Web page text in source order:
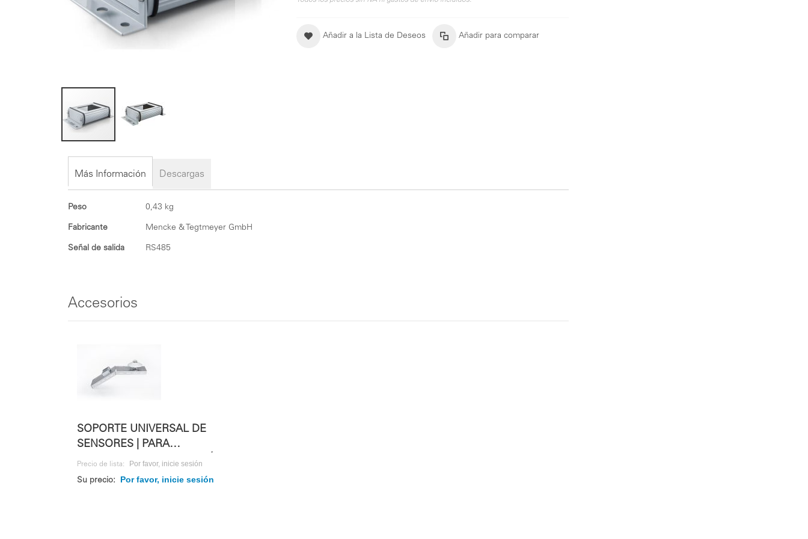
comienzo
galería
imágenes
Añadir a la Lista de Deseos Añadir para comparar
Más Información
Más
Peso 0,43 kg
Fabricante Mencke & Tegtmeyer GmbH
Señal de salida RS485
Descargas
Accesorios
SOPORTE UNIVERSAL DE
SENSORES | PARA
SENSORES DE IRRADIACIÓN
Precio de lista: Por favor, inicie sesión
Su precio: Por favor, inicie sesión